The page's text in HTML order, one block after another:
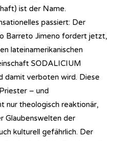
ist der Name.
passiert: Der
Barreto Jimeno fordert jetzt,
lateinamerikanischen
SODALICIUM
damit verboten wird. Diese
– und
nur theologisch reaktionär,
Glaubenswelten der
kulturell gefährlich. Der